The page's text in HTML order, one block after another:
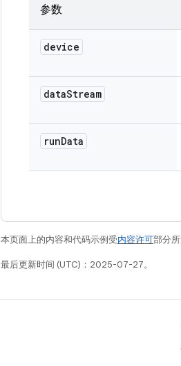
参数
device
dataStream
runData
本页面上的内容和代码示例受内容许可部分
最后更新时间 (UTC)：2025-07-27。